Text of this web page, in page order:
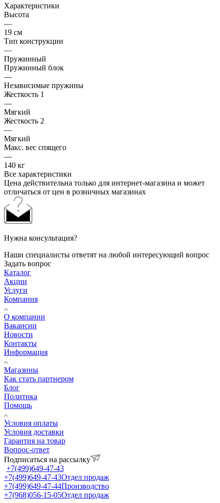
Характеристики
Высота
—
19 см
Тип конструкции
—
Пружинный
Пружинный блок
—
Независимые пружины
Жесткость 1
—
Мягкий
Жесткость 2
—
Мягкий
Макс. вес спящего
—
140 кг
Все характеристики
Цена действительна только для интернет-магазина и может
отличаться от цен в розничных магазинах
Нужна консультация?
Наши специалисты ответят на любой интересующий вопрос
Задать вопрос
Каталог
Акции
Услуги
Компания
О компании
Вакансии
Новости
Контакты
Информация
Магазины
Как стать партнером
Блог
Политика
Помощь
Условия оплаты
Условия доставки
Гарантия на товар
Вопрос-ответ
Подписаться на рассылку
+7(499)649-47-43
+7(499)649-47-43Отдел продаж
+7(499)649-47-44Производство
+7(968)056-15-05Отдел продаж